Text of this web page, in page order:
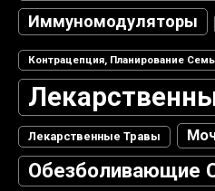
Иммуномодуляторы
Контрацепция, Планирование
Лекарственные Травы
Обезболивающие